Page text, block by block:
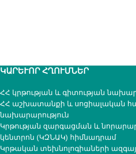
ԿԱՐԵՒՈՐ ՀՂՈՒՄՆԵՐ
ՀՀ կրթության և գիտության
ՀՀ աշխատանքի և սոցիալական
նախարարություն
Կրթության զարգացման և
կենտրոն (ԿԶՆԱԿ) հիմնադրամ
Կրթական տեխնոլոգիաների